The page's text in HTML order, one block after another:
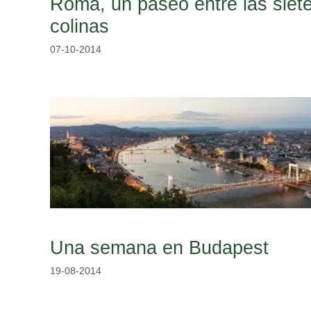
colinas
07-10-2014
Una semana en Budapest
19-08-2014